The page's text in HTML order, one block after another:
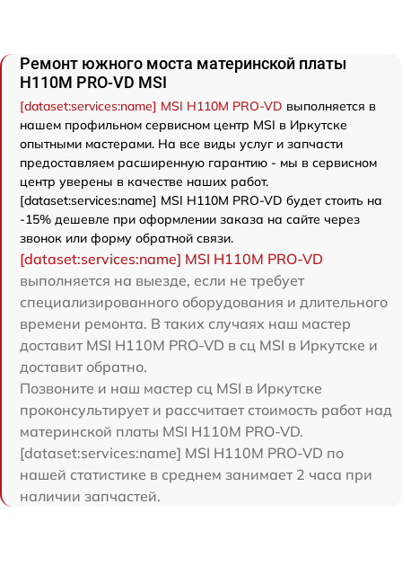
Ремонт южного моста материнской платы
H110M PRO-VD MSI
[dataset:services:name] MSI H110M PRO-VD выполняется в
нашем профильном сервисном центр MSI в Иркутске
опытными мастерами. На все виды услуг и запчасти
предоставляем расширенную гарантию - мы в сервисном
центр уверены в качестве наших работ.
[dataset:services:name] MSI H110M PRO-VD будет стоить на
-15% дешевле при оформлении заказа на сайте через
звонок или форму обратной связи.
[dataset:services:name] MSI H110M PRO-VD
выполняется на выезде, если не требует
специализированного оборудования и длительного
времени ремонта. В таких случаях наш мастер
доставит MSI H110M PRO-VD в сц MSI в Иркутске и
доставит обратно.
Позвоните и наш мастер сц MSI в Иркутске
проконсультирует и рассчитает стоимость работ над
материнской платы MSI H110M PRO-VD.
[dataset:services:name] MSI H110M PRO-VD по
нашей статистике в среднем занимает 2 часа при
наличии запчастей.